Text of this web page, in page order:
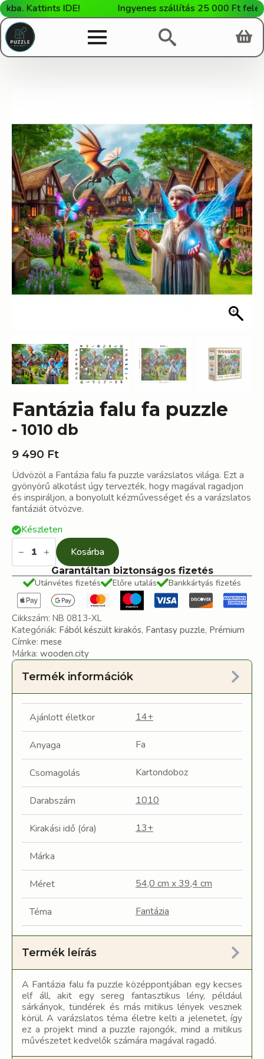
Kattints IDE! Ingyenes szállítás 25 000 Ft feletti
Fantázia falu fa puzzle
- 1010 db
9 490 Ft
Üdvözöl a Fantázia falu fa puzzle varázslatos világa. Ezt a
gyönyörű alkotást úgy tervezték, hogy magával ragadjon
és inspiráljon, a bonyolult kézművességet és a varázslatos
fantáziát ötvözve.
Készleten
Fantázia
falu
puzzle
mennyiség
Kosárba
Garantáltan biztonságos fizetés
Utánvétes fizetés
Előre utalás Bankkártyás fizetés
Cikkszám: NB 0813-XL
Kategóriák: Fából készült kirakós, Fantasy puzzle, Prémium
Címke: mese
Márka: wooden.city
Termék információk
Ajánlott életkor 14+
Anyaga Fa
Csomagolás Kartondoboz
Darabszám 1010
Kirakási idő (óra) 13+
Márka
Méret 54,0 cm x 39,4 cm
Téma Fantázia
Termék leírás
A Fantázia falu fa puzzle középpontjában egy kecses
elf áll, akit egy sereg fantasztikus lény, például
sárkányok, tündérek és más mitikus lények vesznek
körül. A varázslatos téma életre kelti a jelenetet, így
ez a projekt mind a puzzle rajongók, mind a mitikus
művészetet kedvelők számára magával ragadó.